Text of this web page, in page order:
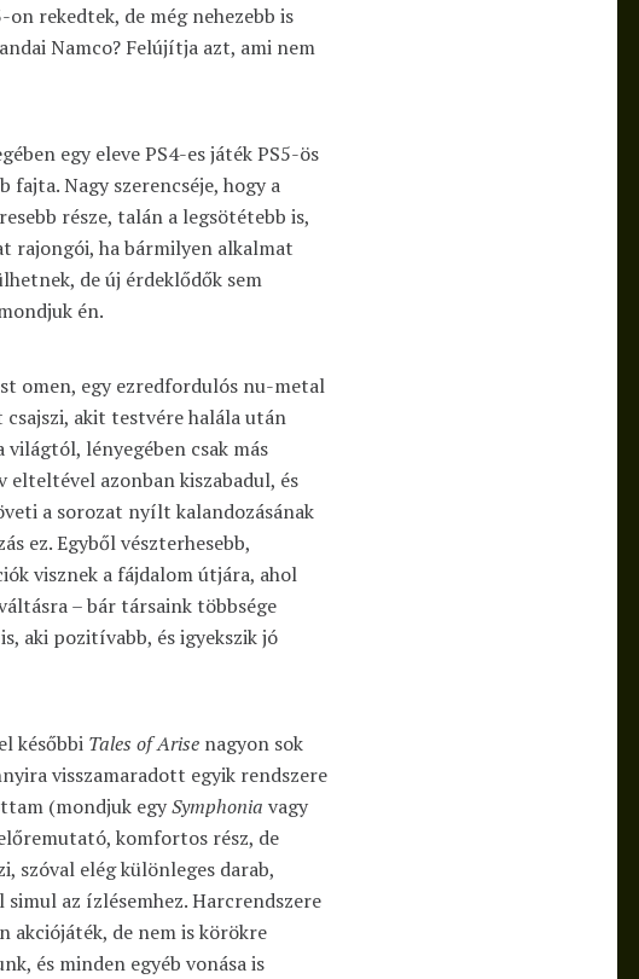
rekedtek, de még nehezebb is
Namco? Felújítja azt, ami nem
egy eleve PS4-es játék PS5-ös
fajta. Nagy szerencséje, hogy a
része, talán a legsötétebb is,
rajongói, ha bármilyen alkalmat
de új érdeklődők sem
én.
omen, egy ezredfordulós nu-metal
csajszi, akit testvére halála után
lényegében csak más
azonban kiszabadul, és
a sorozat nyílt kalandozásának
ez. Egyből vészterhesebb,
visznek a fájdalom útjára, ahol
– bár társaink többsége
aki pozitívabb, és igyekszik jó
későbbi Tales of Arise nagyon sok
visszamaradott egyik rendszere
(mondjuk egySymphonia vagy
komfortos rész, de
szóval elég különleges darab,
az ízlésemhez. Harcrendszere
akciójáték, de nem is körökre
és minden egyéb vonása is